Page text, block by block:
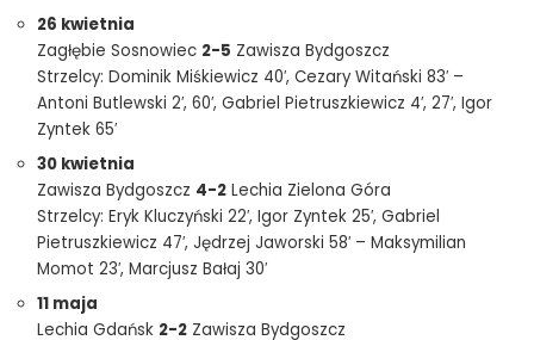
26 kwietnia
Zagłębie Sosnowiec 2-5 Zawisza Bydgoszcz
Strzelcy: Dominik Miśkiewicz 40′, Cezary Witański 83′ –
Antoni Butlewski 2′, 60′, Gabriel Pietruszkiewicz 4′, 27′, Igor
Zyntek 65′
30 kwietnia
Zawisza Bydgoszcz 4-2 Lechia Zielona Góra
Strzelcy: Eryk Kluczyński 22′, Igor Zyntek 25′, Gabriel
Pietruszkiewicz 47′, Jędrzej Jaworski 58′ – Maksymilian
Momot 23′, Marcjusz Bałaj 30′
11 maja
Lechia Gdańsk 2-2 Zawisza Bydgoszcz